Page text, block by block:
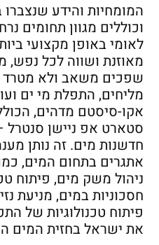
המומחיות והידע
וכוללים מגוון תחומים
לאומי באופן מקצועי
מאוזנת ושווה לכל נפש,
שפכים משאב ולא מטרד
מליחים, התפלת מי ים
אקו-סיסטם מדהים,
חדשנות מים. זה נותן
אתגרים בתחום המים,
ניהול משק מים, פיתוח
חסכוניות במים, מניעת
פיתוח טכנולוגיות של
את ישראל בחזית המים